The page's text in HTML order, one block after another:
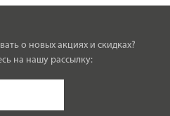
о новых акциях и скидках?
на нашу рассылку: